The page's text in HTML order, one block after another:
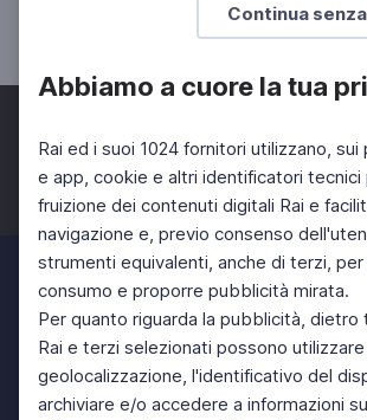
Continua
Abbiamo a cuore la tua
Rai ed i suoi 1024 fornitori utilizzano,
e app, cookie e altri identificatori tecnici
fruizione dei contenuti digitali Rai e
navigazione e, previo consenso
strumenti equivalenti, anche di terzi, per
consumo e proporre pubblicità mirata.
Per quanto riguarda la pubblicità, dietro
Rai e terzi selezionati possono
geolocalizzazione, l'identificativo del
archiviare e/o accedere a informazioni
SCUOLA SECONDARIA 2°
Facebook Twitter